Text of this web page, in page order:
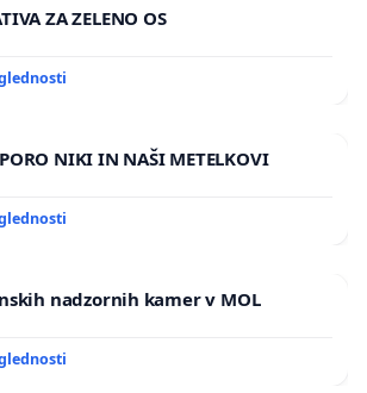
ZA ZELENO OS
NIKI IN NAŠI METELKOVI
nadzornih kamer v MOL